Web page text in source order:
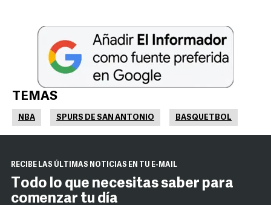
TEMAS
NBA SPURS DE SAN ANTONIO BASQUETBOL
RECIBE LAS ÚLTIMAS NOTICIAS EN TU E-MAIL
Todo lo que necesitas saber para
comenzar tu día